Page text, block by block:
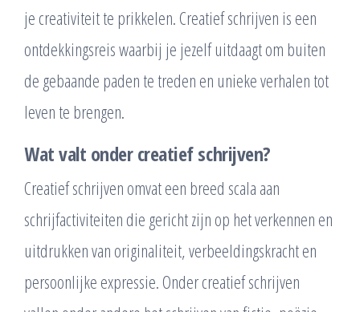
je creativiteit te prikkelen. Creatief schrijven is een
ontdekkingsreis waarbij je jezelf uitdaagt om buiten
de gebaande paden te treden en unieke verhalen tot
leven te brengen.
Wat valt onder creatief schrijven?
Creatief schrijven omvat een breed scala aan
schrijfactiviteiten die gericht zijn op het verkennen en
uitdrukken van originaliteit, verbeeldingskracht en
persoonlijke expressie. Onder creatief schrijven